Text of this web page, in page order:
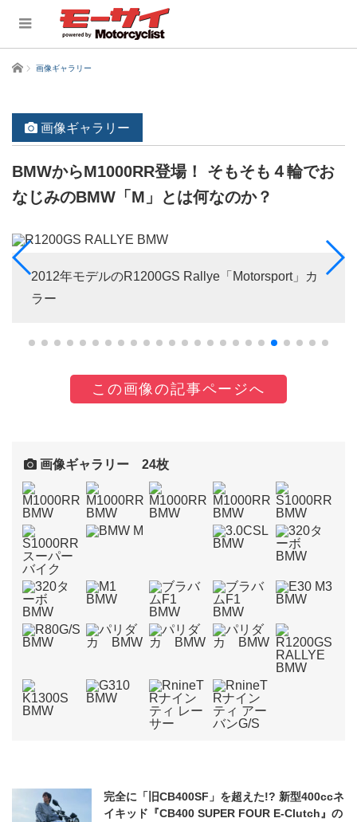
ホーム 画像ギャラリー
画像ギャラリー
BMWからM1000RR登場！ そもそも４輪でお
なじみのBMW「M」とは何なのか？
2012年モデルのR1200GS Rallye「Motorsport」カ
ラー
この画像の記事ページへ
画像ギャラリー 24枚
完全に「旧CB400SF」を超えた!? 新型400ccネ
イキッド『CB400 SUPER FOUR E-Clutch』の